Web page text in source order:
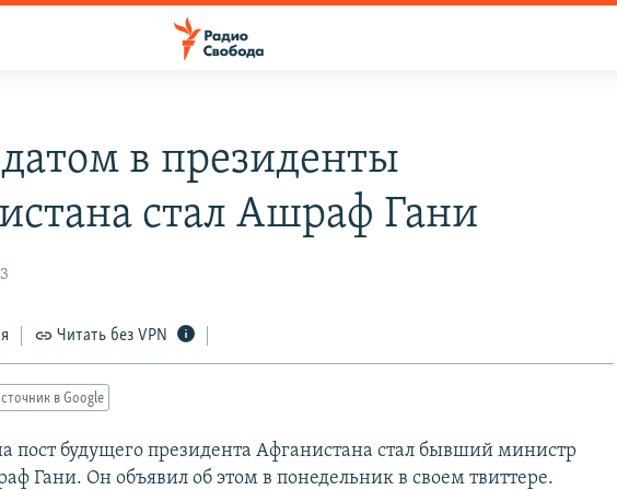
в президенты
стал Ашраф Гани
Читать без VPN
в Google
пост будущего президента Афганистана стал бывший министр
Гани. Он объявил об этом в понедельник в своем твиттере.